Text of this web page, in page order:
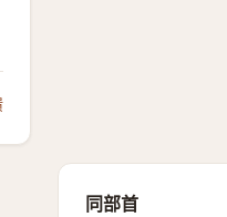
同部首